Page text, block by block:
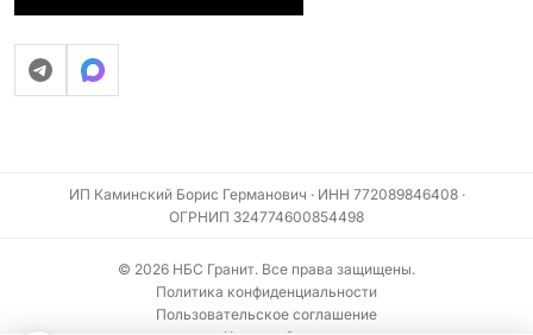
ИП Каминский Борис Германович · ИНН 772089846408 ·
ОГРНИП 324774600854498
© 2026 НБС Гранит. Все права защищены.
Политика конфиденциальности
Пользовательское соглашение